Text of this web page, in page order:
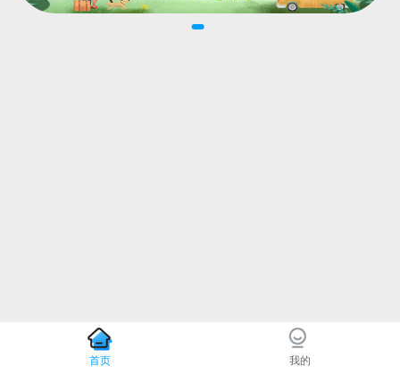
首页 我的